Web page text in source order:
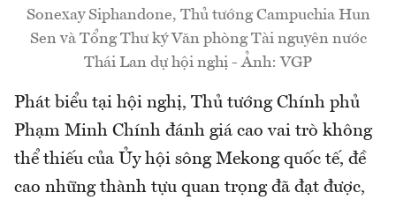
Sonexay Siphandone, Thủ tướng Campuchia Hun
Sen và Tổng Thư ký Văn phòng Tài nguyên nước
Thái Lan dự hội nghị - Ảnh: VGP
Phát biểu tại hội nghị, Thủ tướng Chính phủ
Phạm Minh Chính đánh giá cao vai trò không
thể thiếu của Ủy hội sông Mekong quốc tế, đề
cao những thành tựu quan trọng đã đạt được,